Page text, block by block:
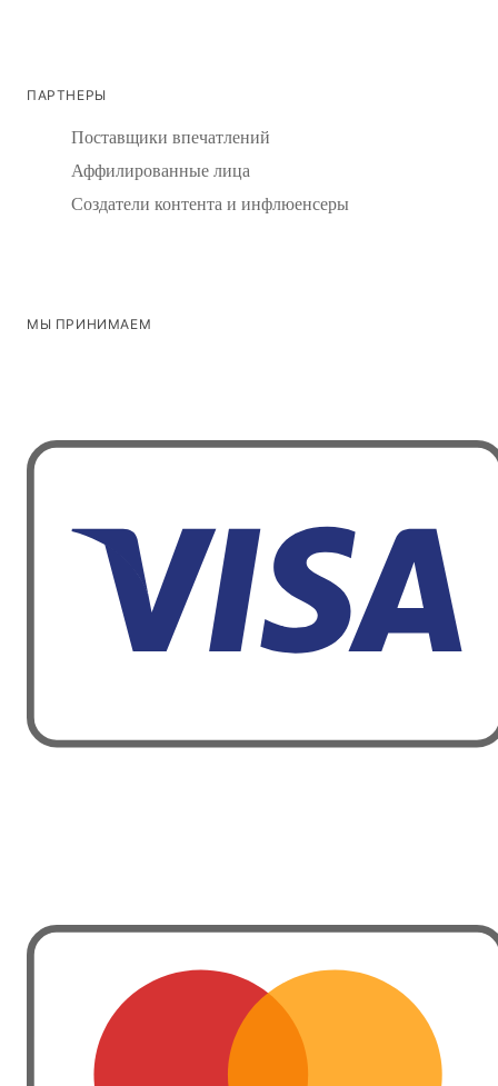
ПАРТНЕРЫ
Поставщики впечатлений
Аффилированные лица
Создатели контента и инфлюенсеры
МЫ ПРИНИМАЕМ